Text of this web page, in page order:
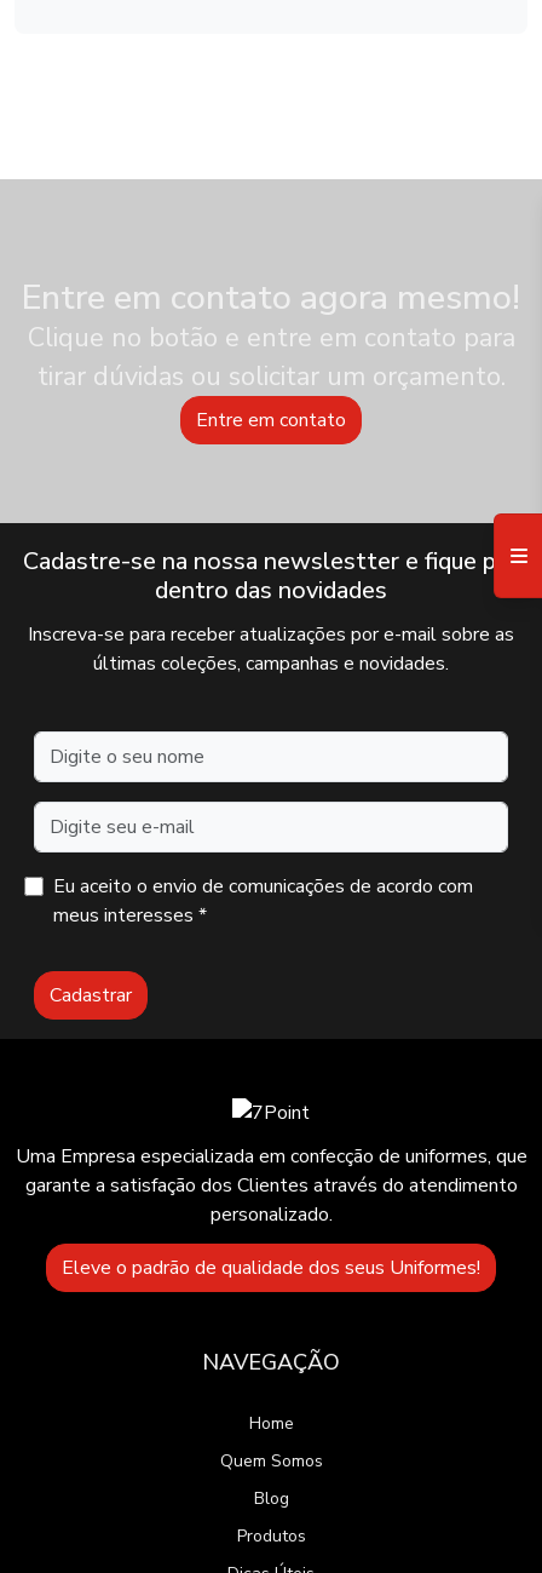
Entre em contato agora mesmo!
Clique no botão e entre em contato para
tirar dúvidas ou solicitar um orçamento.
Entre em contato
Cadastre-se na nossa newslestter e fique por
dentro das novidades
Inscreva-se para receber atualizações por e-mail sobre as
últimas coleções, campanhas e novidades.
Nome
Endereço de e-mail
Eu aceito o envio de comunicações de acordo com
meus interesses *
Cadastrar
Uma Empresa especializada em confecção de uniformes, que
garante a satisfação dos Clientes através do atendimento
personalizado.
Eleve o padrão de qualidade dos seus Uniformes!
NAVEGAÇÃO
Home
Quem Somos
Blog
Produtos